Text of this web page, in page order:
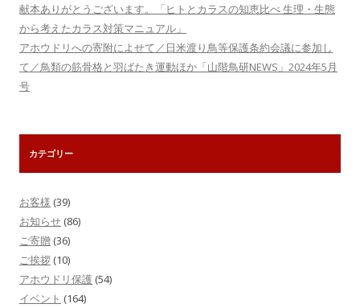
献本ありがとうございます。「ヒトとカラスの知恵比べ 生理・生態
から考えたカラス対策マニュアル」
アホウドリへの寄附によせて／日米渡り鳥等保護条約会議に参加し
て／鳥類の筋骨格と羽ばたき運動ほか「山階鳥研NEWS」2024年5月
号
カテゴリー
お客様 (39)
お知らせ (86)
ご寄贈 (36)
ご挨拶 (10)
アホウドリ保護 (54)
イベント (164)